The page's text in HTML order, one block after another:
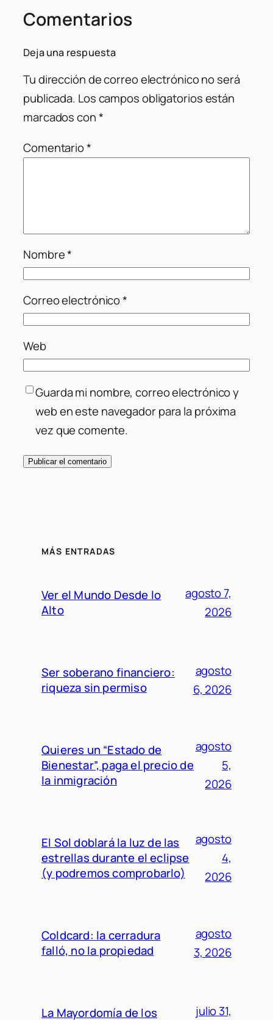
Comentarios
Deja una respuesta
Tu dirección de correo electrónico no será
publicada. Los campos obligatorios están
marcados con*
Comentario*
Nombre*
Correo electrónico*
Web
Guarda mi nombre, correo electrónico y
web en este navegador para la próxima
vez que comente.
MÁS ENTRADAS
Ver el Mundo Desde lo
Alto
agosto 7,
2026
Ser soberano financiero:
riqueza sin permiso
agosto
6, 2026
Quieres un “Estado de
Bienestar”, paga el precio de
la inmigración
agosto
5,
2026
El Sol doblará la luz de las
estrellas durante el eclipse
(y podremos comprobarlo)
agosto
4,
2026
Coldcard: la cerradura
falló, no la propiedad
agosto
3, 2026
La Mayordomía de los julio 31,